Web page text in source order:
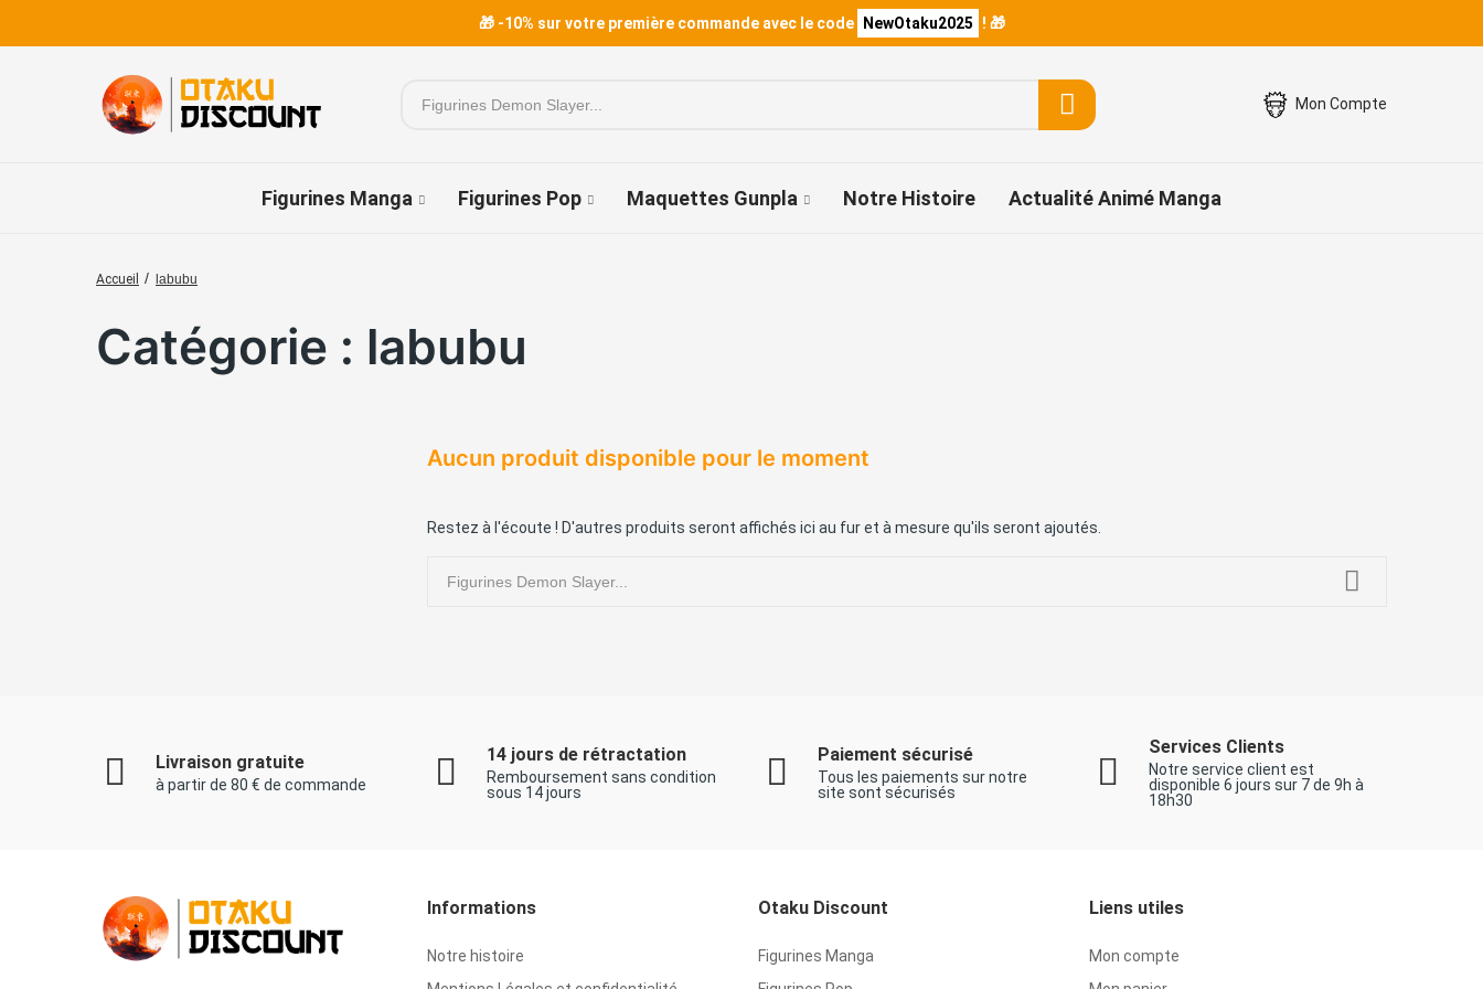
🎁 -10% sur votre première commande avec le code NewOtaku2025 ! 🎁
Mon Compte
Figurines Manga Figurines Pop Maquettes Gunpla Notre Histoire Actualité Animé Manga
Catégorie : labubu
Accueil labubu
Aucun produit disponible pour le moment
Restez à l'écoute ! D'autres produits seront affichés ici au fur et à mesure qu'ils seront ajoutés.
Livraison gratuite
à partir de 80 € de commande
14 jours de rétractation
Remboursement sans condition
sous 14 jours
Paiement sécurisé
Tous les paiements sur notre
site sont sécurisés
Services Clients
Notre service client est
disponible 6 jours sur 7 de 9h à
18h30
Informations
Notre histoire
Otaku Discount
Figurines Manga
Liens utiles
Mon compte